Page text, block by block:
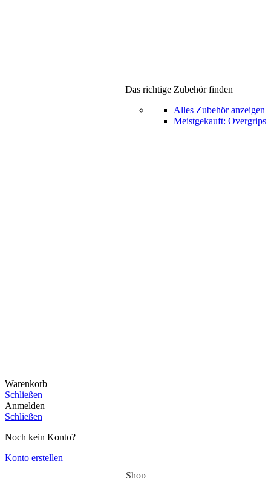
Das richtige Zubehör finden
Alles Zubehör anzeigen
Meistgekauft: Overgrips
Warenkorb
Schließen
Anmelden
Schließen
Noch kein Konto?
Konto erstellen
Shop